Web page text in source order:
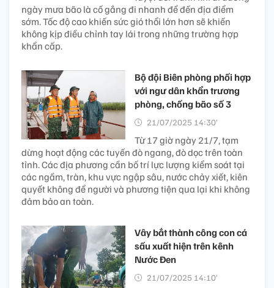
ngày mưa bão là cố gắng đi nhanh để đến địa điểm
sớm. Tốc độ cao khiến sức gió thổi lớn hơn sẽ khiến
không kịp điều chỉnh tay lái trong những trường hợp
khẩn cấp.
Bộ đội Biên phòng phối hợp
với ngư dân khẩn trương
phòng, chống bão số 3
21/07/2025 14:30’
Từ 17 giờ ngày 21/7, tạm
dừng hoạt động các tuyến đò ngang, đò dọc trên toàn
tỉnh. Các địa phương cần bố trí lực lượng kiểm soát tại
các ngầm, tràn, khu vực ngập sâu, nước chảy xiết, kiên
quyết không để người và phương tiện qua lại khi không
đảm bảo an toàn.
Vây bắt thành công con cá
sấu xuất hiện trên kênh
Nước Đen
21/07/2025 14:10’